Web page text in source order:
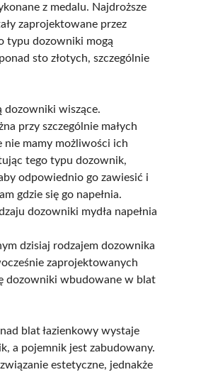
z medalu. Najdroższe
zaprojektowane przez
typu dozowniki mogą
sto złotych, szczególnie
dozowniki wiszące.
przy szczególnie małych
nie mamy możliwości ich
tego typu dozownik,
odpowiednio go zawiesić i
gdzie się go napełnia.
dozowniki mydła napełnia
dzisiaj rodzajem dozownika
zaprojektowanych
dozowniki wbudowane w blat
blat łazienkowy wystaje
a pojemnik jest zabudowany.
estetyczne, jednakże